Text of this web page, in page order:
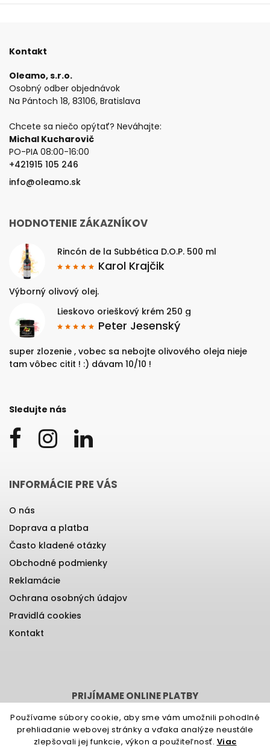
Používame súbory cookie, aby sme vám umožnili pohodlné
prehliadanie webovej stránky a vďaka analýze neustále
zlepšovali jej funkcie, výkon a použiteľnosť. Viac
Kontakt
Oleamo, s.r.o.
Osobný odber objednávok
Na Pántoch 18, 83106, Bratislava
Chcete sa niečo opýtať? Neváhajte:
Michal Kucharovič
PO-PIA 08:00-16:00
+421915 105 246
info@oleamo.sk
HODNOTENIE ZÁKAZNÍKOV
Rincón de la Subbética D.O.P. 500 ml
Karol Krajčik
Výborný olivový olej.
Lieskovo orieškový krém 250 g
Peter Jesenský
super zlozenie , vobec sa nebojte olivového oleja nieje
tam vôbec citit ! :) dávam 10/10 !
Sledujte nás
INFORMÁCIE PRE VÁS
O nás
Doprava a platba
Často kladené otázky
Obchodné podmienky
Reklamácie
Ochrana osobných údajov
Pravidlá cookies
Kontakt
PRIJÍMAME ONLINE PLATBY